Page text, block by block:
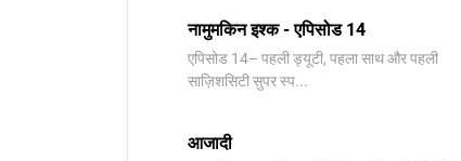
नामुमकिन इश्क - एपिसोड 14
एपिसोड 14– पहली ड्यूटी, पहला साथ और पहली
साज़िशसिटी सुपर स्प...
आजादी